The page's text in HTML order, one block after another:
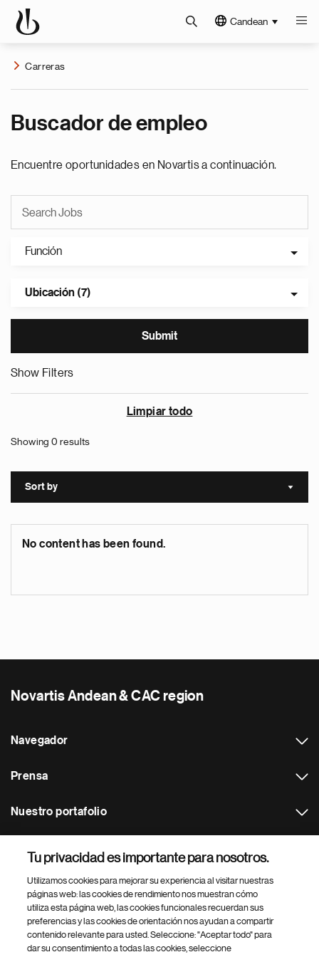
Candean
Carreras
Buscador de empleo
Encuentre oportunidades en Novartis a continuación.
Función
Ubicación (7)
Show Filters
Limpiar todo
Showing 0 results
Sort by Sort
No content has been found.
Novartis Andean & CAC region
Navegador
Prensa
Nuestro portafolio
Footer Site Search
Tu privacidad es importante para nosotros.
Utilizamos cookies para mejorar su experiencia al visitar nuestras
páginas web: las cookies de rendimiento nos muestran cómo
utiliza esta página web, las cookies funcionales recuerdan sus
preferencias y las cookies de orientación nos ayudan a compartir
contenido relevante para usted. Seleccione: "Aceptar todo" para
dar su consentimiento a todas las cookies, seleccione